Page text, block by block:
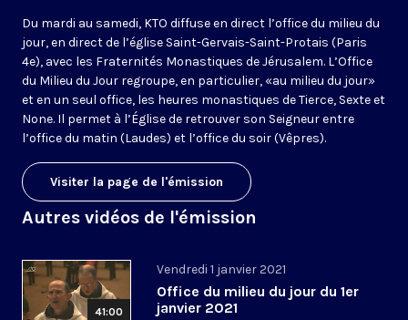
Du mardi au samedi, KTO diffuse en direct l’office du milieu du
jour, en direct de l’église Saint-Gervais-Saint-Protais (Paris
4e), avec les Fraternités Monastiques de Jérusalem. L’Office
du Milieu du Jour regroupe, en particulier, «au milieu du jour»
et en un seul office, les heures monastiques de Tierce, Sexte et
None. Il permet à l’Église de retrouver son Seigneur entre
l’office du matin (Laudes) et l’office du soir (Vêpres).
Visiter la page de l'émission
Autres vidéos de l'émission
41:00
Vendredi 1 janvier 2021
Office du milieu du jour du 1er
janvier 2021